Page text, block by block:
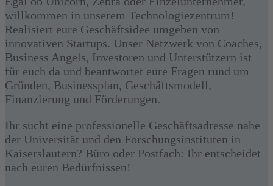
willkommen in unserem Technologiezentrum!
Realisiert eure Geschäftsidee umgeben von
innovativen Startups. Unser Netzwerk von Coaches,
Business Angels, Investoren und Unterstützern ist
für euch da und beantwortet eure Fragen rund um
Gründen, Businessplan, Geschäftsmodell,
Finanzierung und Förderungen.
Ihr sucht eine professionelle Geschäftsadresse nahe
der Universität und den Forschungsinstituten in
Kaiserslautern? Büro oder Postfach: Ihr entscheidet
nach euren Bedürfnissen!